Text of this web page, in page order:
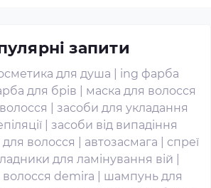
запити
для душа
ing фарба
для брів
маска для волосся
засоби для укладання
засоби від випадіння
волосся автозасмага
спреї
для ламінування вій
demira
шампунь для